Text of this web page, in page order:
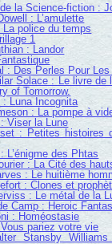
de la Science-fiction :
: L’amulette
police du temps
1
: Landor
: Des Perles Pour Les
Solace : Le livre
of Tomorrow.
: Luna Incognita
: La pompe à
Viser la Lune
: Petites histoires
L’énigme des Phtas
: La Cité des
: Le huitième
: Clones et
: Le métal de la
Camp : Heroic
: Homéostasie
pariez votre vie
Stansby